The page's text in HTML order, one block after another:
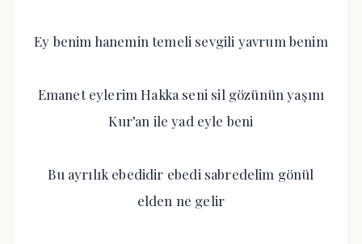
Ey benim hanemin temeli sevgili yavrum benim
Emanet eylerim Hakka seni sil gözünün yaşını
Kur’an ile yad eyle beni
Bu ayrılık ebedidir ebedi sabredelim gönül
elden ne gelir